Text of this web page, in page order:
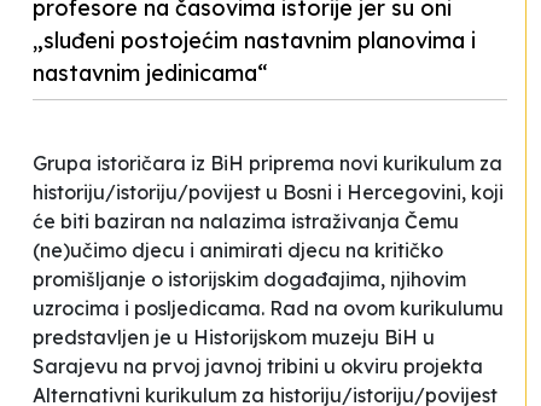
profesore na časovima istorije jer su oni
„sluđeni postojećim nastavnim planovima i
nastavnim jedinicama“
Grupa istoričara iz BiH priprema novi kurikulum za
historiju/istoriju/povijest u Bosni i Hercegovini, koji
će biti baziran na nalazima istraživanja Čemu
(ne)učimo djecu i animirati djecu na kritičko
promišljanje o istorijskim događajima, njihovim
uzrocima i posljedicama. Rad na ovom kurikulumu
predstavljen je u Historijskom muzeju BiH u
Sarajevu na prvoj javnoj tribini u okviru projekta
Alternativni kurikulum za historiju/istoriju/povijest